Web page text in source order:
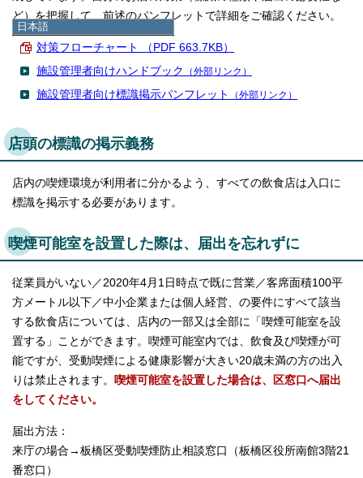
日本語
日本語
한국어
简体中文
ど）を把握して、前述のパンフレットで詳細をご確認ください。
対策フローチャート （PDF 663.7KB）
施設管理者向けハンドブック
（外部リンク）
施設管理者向け標識掲示パンフレット （外部リンク）
店頭の標識の掲示義務
店内の喫煙環境が利用者に分かるよう、すべての飲食店は入口に
標識を掲示する必要があります。
喫煙可能室を設置した際は、届出を忘れずに
従業員がいない／2020年4月1日時点で既に営業／客席面積100平
方メートル以下／中小企業または個人経営、の要件にすべて該当
する飲食店については、店内の一部又は全部に「喫煙可能室を設
置する」ことができます。喫煙可能室内では、飲食及び喫煙が可
能ですが、受動喫煙による健康影響が大きい20歳未満の方の出入
りは禁止されます。 喫煙可能室を設置した場合は、区窓口へ届出
をしてください。
届出方法：
来庁の場合→板橋区受動喫煙防止相談窓口（板橋区役所南館3階21
番窓口）